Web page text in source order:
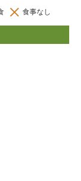
食事なし